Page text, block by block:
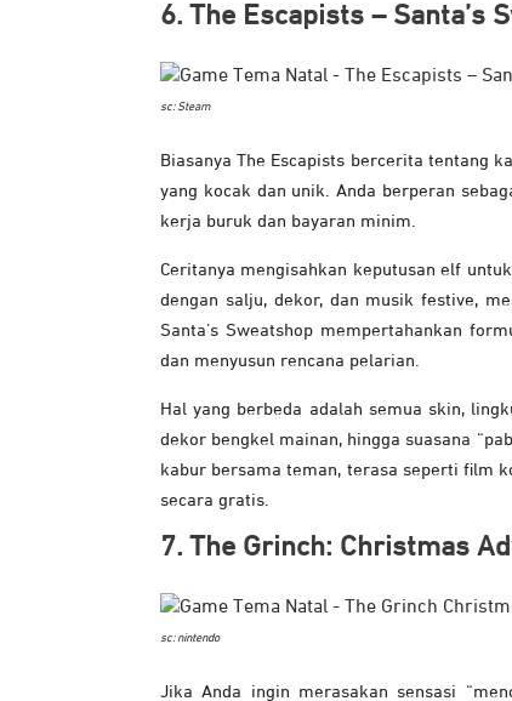
6. The Escapists – Santa’s
sc: Steam
Biasanya The Escapists bercerita tentang
yang kocak dan unik. Anda berperan
kerja buruk dan bayaran minim.
Ceritanya mengisahkan keputusan elf
dengan salju, dekor, dan musik festive,
Santa’s Sweatshop mempertahankan
dan menyusun rencana pelarian.
Hal yang berbeda adalah semua skin,
dekor bengkel mainan, hingga suasana
kabur bersama teman, terasa seperti film
secara gratis.
7. The Grinch: Christmas
sc: nintendo
Jika Anda ingin merasakan sensasi